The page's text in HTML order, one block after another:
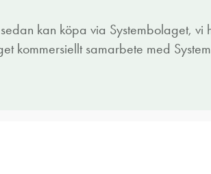
kan köpa via Systembolaget, vi
kommersiellt samarbete med